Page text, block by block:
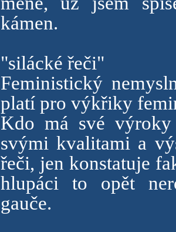
kámen.
"silácké řeči"
Feministický
platí pro výkřiky
Kdo má své výroky
svými kvalitami a
řeči, jen konstatuje
hlupáci to opět
gauče.